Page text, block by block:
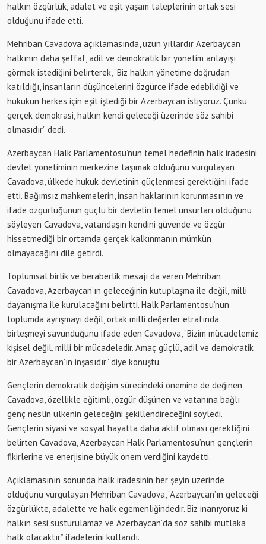
halkın özgürlük, adalet ve eşit yaşam taleplerinin ortak sesi
olduğunu ifade etti.
Mehriban Cavadova açıklamasında, uzun yıllardır Azerbaycan
halkının daha şeffaf, adil ve demokratik bir yönetim anlayışı
görmek istediğini belirterek, “Biz halkın yönetime doğrudan
katıldığı, insanların düşüncelerini özgürce ifade edebildiği ve
hukukun herkes için eşit işlediği bir Azerbaycan istiyoruz. Çünkü
gerçek demokrasi, halkın kendi geleceği üzerinde söz sahibi
olmasıdır” dedi.
Azerbaycan Halk Parlamentosu’nun temel hedefinin halk iradesini
devlet yönetiminin merkezine taşımak olduğunu vurgulayan
Cavadova, ülkede hukuk devletinin güçlenmesi gerektiğini ifade
etti. Bağımsız mahkemelerin, insan haklarının korunmasının ve
ifade özgürlüğünün güçlü bir devletin temel unsurları olduğunu
söyleyen Cavadova, vatandaşın kendini güvende ve özgür
hissetmediği bir ortamda gerçek kalkınmanın mümkün
olmayacağını dile getirdi.
Toplumsal birlik ve beraberlik mesajı da veren Mehriban
Cavadova, Azerbaycan’ın geleceğinin kutuplaşma ile değil, milli
dayanışma ile kurulacağını belirtti. Halk Parlamentosu’nun
toplumda ayrışmayı değil, ortak milli değerler etrafında
birleşmeyi savunduğunu ifade eden Cavadova, “Bizim mücadelemiz
kişisel değil, milli bir mücadeledir. Amaç güçlü, adil ve demokratik
bir Azerbaycan’ın inşasıdır” diye konuştu.
Gençlerin demokratik değişim sürecindeki önemine de değinen
Cavadova, özellikle eğitimli, özgür düşünen ve vatanına bağlı
genç neslin ülkenin geleceğini şekillendireceğini söyledi.
Gençlerin siyasi ve sosyal hayatta daha aktif olması gerektiğini
belirten Cavadova, Azerbaycan Halk Parlamentosu’nun gençlerin
fikirlerine ve enerjisine büyük önem verdiğini kaydetti.
Açıklamasının sonunda halk iradesinin her şeyin üzerinde
olduğunu vurgulayan Mehriban Cavadova, “Azerbaycan’ın geleceği
özgürlükte, adalette ve halk egemenliğindedir. Biz inanıyoruz ki
halkın sesi susturulamaz ve Azerbaycan’da söz sahibi mutlaka
halk olacaktır” ifadelerini kullandı.